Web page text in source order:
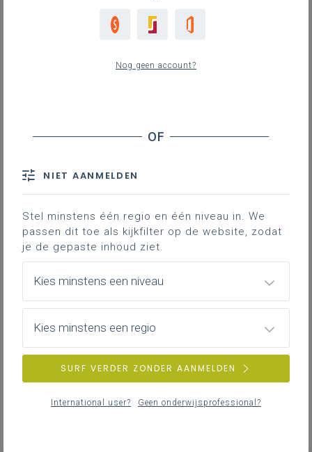
Nog geen account?
NIET AANMELDEN
Stel minstens één regio en één niveau in. We
passen dit toe als kijkfilter op de website, zodat
je de gepaste inhoud ziet.
Kies minstens een niveau
Kies minstens een regio
SURF VERDER ZONDER AANMELDEN
International user? Geen onderwijsprofessional?